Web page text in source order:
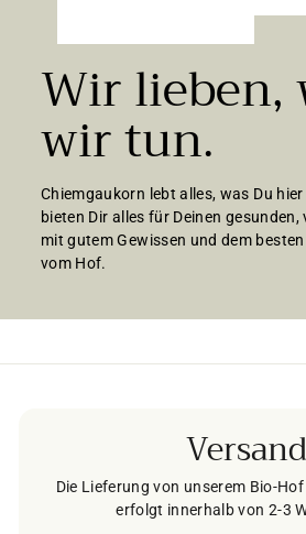
Wir lieben,
wir tun.
Chiemgaukorn lebt alles, was Du
bieten Dir alles für Deinen gesunden,
mit gutem Gewissen und dem
vom Hof.
Versand
Die Lieferung von unserem Bio-
erfolgt innerhalb von 2-3